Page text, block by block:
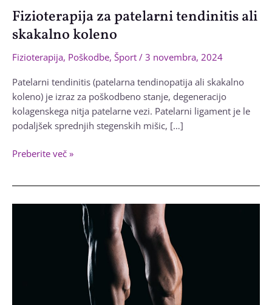
Fizioterapija za patelarni tendinitis ali
skakalno koleno
Fizioterapija, Poškodbe, Šport / 3 novembra, 2024
Patelarni tendinitis (patelarna tendinopatija ali skakalno
koleno) je izraz za poškodbeno stanje, degeneracijo
kolagenskega nitja patelarne vezi. Patelarni ligament je le
podaljšek sprednjih stegenskih mišic, […]
Fizioterapija
Preberite več »